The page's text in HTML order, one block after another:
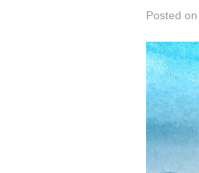
Posted on